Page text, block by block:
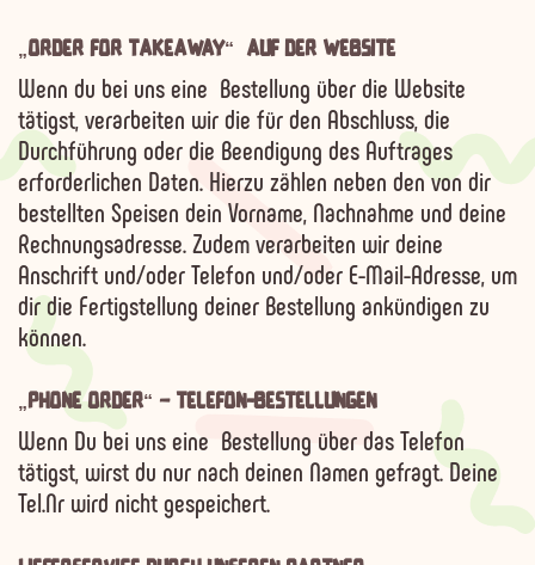
„ORDER FOR TAKEAWAY“ AUF DER WEBSITE
Wenn du bei uns eine Bestellung über die Website
tätigst, verarbeiten wir die für den Abschluss, die
Durchführung oder die Beendigung des Auftrages
erforderlichen Daten. Hierzu zählen neben den von dir
bestellten Speisen dein Vorname, Nachnahme und deine
Rechnungsadresse. Zudem verarbeiten wir deine
Anschrift und/oder Telefon und/oder E-Mail-Adresse, um
dir die Fertigstellung deiner Bestellung ankündigen zu
können.
„PHONE ORDER“ – TELEFON-BESTELLUNGEN
Wenn Du bei uns eine Bestellung über das Telefon
tätigst, wirst du nur nach deinen Namen gefragt. Deine
Tel.Nr wird nicht gespeichert.